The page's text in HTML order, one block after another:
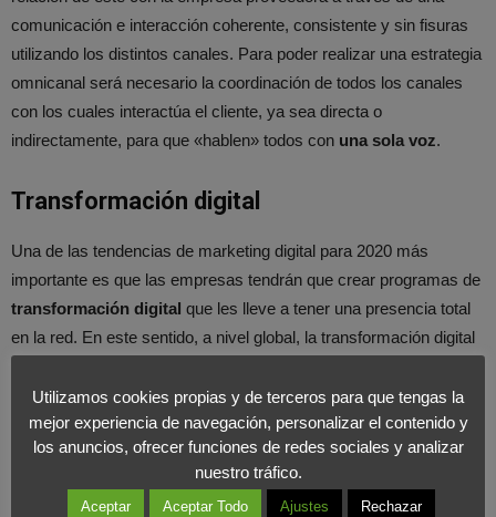
comunicación e interacción coherente, consistente y sin fisuras
utilizando los distintos canales. Para poder realizar una estrategia
omnicanal será necesario la coordinación de todos los canales
con los cuales interactúa el cliente, ya sea directa o
indirectamente, para que «hablen» todos con una sola voz.
Transformación digital
Una de las tendencias de marketing digital para 2020 más
importante es que las empresas tendrán que crear programas de
transformación digital que les lleve a tener una presencia total
en la red. En este sentido, a nivel global, la transformación digital
ya ha iniciado el proceso dedigitalización.
Auge de las redes sociales
Esperemos que, llegado a este punto, no seas nuevo en el
Utilizamos cookies propias y de terceros para que tengas la
mejor experiencia de navegación, personalizar el contenido y
los anuncios, ofrecer funciones de redes sociales y analizar
nuestro tráfico.
Aceptar Aceptar Todo Ajustes Rechazar